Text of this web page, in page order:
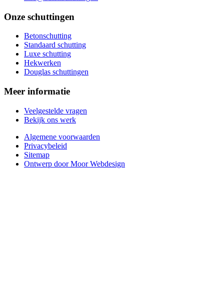
Onze schuttingen
Betonschutting
Standaard schutting
Luxe schutting
Hekwerken
Douglas schuttingen
Meer informatie
Veelgestelde vragen
Bekijk ons werk
Algemene voorwaarden
Privacybeleid
Sitemap
Ontwerp door Moor Webdesign